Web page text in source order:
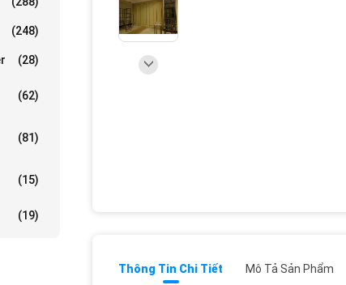
(248)
(28)
(62)
(81)
(15)
(19)
Thông Tin Chi Tiết Mô Tả Sản Phẩm